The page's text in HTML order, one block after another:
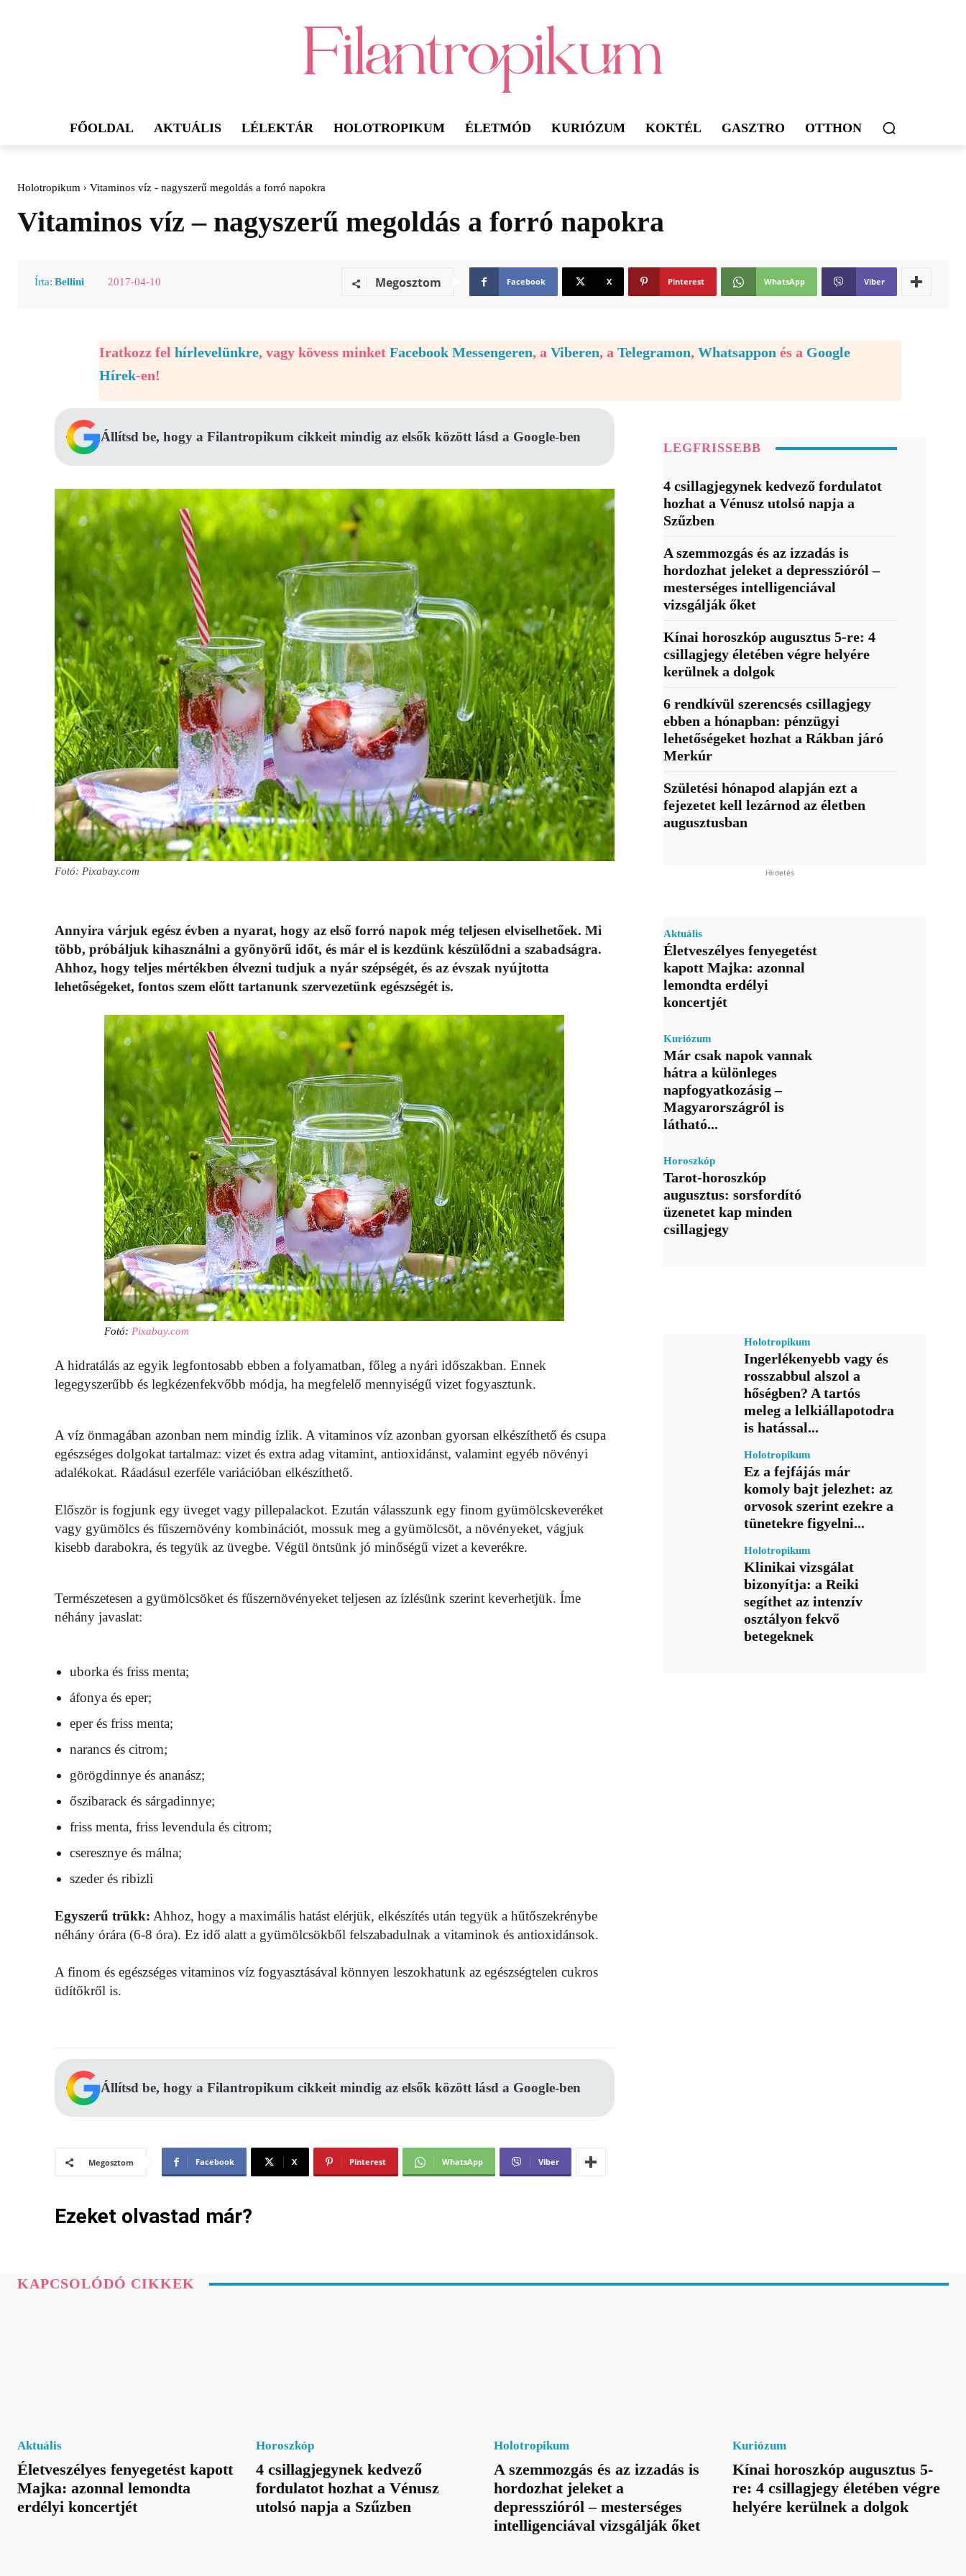
FŐOLDAL AKTUÁLIS LÉLEKTÁR HOLOTROPIKUM ÉLETMÓD KURIÓZUM KOKTÉL GASZTRO OTTHON
Holotropikum Vitaminos víz - nagyszerű megoldás a forró napokra
Vitaminos víz – nagyszerű megoldás a forró napokra
Írta: Bellini 2017-04-10 Megosztom Facebook X Pinterest WhatsApp Viber
Iratkozz fel hírlevelünkre, vagy kövess minket Facebook Messengeren, a Viberen, a Telegramon, Whatsappon és a Google
Hírek-en!
Állítsd be, hogy a Filantropikum cikkeit mindig az elsők között lásd a Google-ben
Fotó: Pixabay.com
Annyira várjuk egész évben a nyarat, hogy az első forró napok még teljesen elviselhetőek. Mi
több, próbáljuk kihasználni a gyönyörű időt, és már el is kezdünk készülődni a szabadságra.
Ahhoz, hogy teljes mértékben élvezni tudjuk a nyár szépségét, és az évszak nyújtotta
lehetőségeket, fontos szem előtt tartanunk szervezetünk egészségét is.
Fotó:Pixabay.com
A hidratálás az egyik legfontosabb ebben a folyamatban, főleg a nyári időszakban. Ennek
legegyszerűbb és legkézenfekvőbb módja, ha megfelelő mennyiségű vizet fogyasztunk.
A víz önmagában azonban nem mindig ízlik. A vitaminos víz azonban gyorsan elkészíthető és csupa
egészséges dolgokat tartalmaz: vizet és extra adag vitamint, antioxidánst, valamint egyéb növényi
adalékokat. Ráadásul ezerféle variációban elkészíthető.
Először is fogjunk egy üveget vagy pillepalackot. Ezután válasszunk egy finom gyümölcskeveréket
vagy gyümölcs és fűszernövény kombinációt, mossuk meg a gyümölcsöt, a növényeket, vágjuk
kisebb darabokra, és tegyük az üvegbe. Végül öntsünk jó minőségű vizet a keverékre.
Természetesen a gyümölcsöket és fűszernövényeket teljesen az ízlésünk szerint keverhetjük. Íme
néhány javaslat:
uborka és friss menta;
áfonya és eper;
eper és friss menta;
narancs és citrom;
görögdinnye és ananász;
őszibarack és sárgadinnye;
friss menta, friss levendula és citrom;
cseresznye és málna;
szeder és ribizli
Egyszerű trükk: Ahhoz, hogy a maximális hatást elérjük, elkészítés után tegyük a hűtőszekrénybe
néhány órára (6-8 óra). Ez idő alatt a gyümölcsökből felszabadulnak a vitaminok és antioxidánsok.
A finom és egészséges vitaminos víz fogyasztásával könnyen leszokhatunk az egészségtelen cukros
üdítőkről is.
Állítsd be, hogy a Filantropikum cikkeit mindig az elsők között lásd a Google-ben
Megosztom Facebook X Pinterest WhatsApp Viber
Ezeket olvastad már?
LEGFRISSEBB
4 csillagjegynek kedvező fordulatot
hozhat a Vénusz utolsó napja a
Szűzben
A szemmozgás és az izzadás is
hordozhat jeleket a depresszióról –
mesterséges intelligenciával
vizsgálják őket
Kínai horoszkóp augusztus 5-re: 4
csillagjegy életében végre helyére
kerülnek a dolgok
6 rendkívül szerencsés csillagjegy
ebben a hónapban: pénzügyi
lehetőségeket hozhat a Rákban járó
Merkúr
Születési hónapod alapján ezt a
fejezetet kell lezárnod az életben
augusztusban
Hirdetés
Aktuális
Életveszélyes fenyegetést
kapott Majka: azonnal
lemondta erdélyi
koncertjét
Kuriózum
Már csak napok vannak
hátra a különleges
napfogyatkozásig –
Magyarországról is
látható...
Horoszkóp
Tarot-horoszkóp
augusztus: sorsfordító
üzenetet kap minden
csillagjegy
Holotropikum
Ingerlékenyebb vagy és
rosszabbul alszol a
hőségben? A tartós
meleg a lelkiállapotodra
is hatással...
Holotropikum
Ez a fejfájás már
komoly bajt jelezhet: az
orvosok szerint ezekre a
tünetekre figyelni...
Holotropikum
Klinikai vizsgálat
bizonyítja: a Reiki
segíthet az intenzív
osztályon fekvő
betegeknek
KAPCSOLÓDÓ CIKKEK
Aktuális
Életveszélyes fenyegetést kapott
Majka: azonnal lemondta
erdélyi koncertjét
Horoszkóp
4 csillagjegynek kedvező
fordulatot hozhat a Vénusz
utolsó napja a Szűzben
Holotropikum
A szemmozgás és az izzadás is
hordozhat jeleket a
depresszióról – mesterséges
intelligenciával vizsgálják őket
Kuriózum
Kínai horoszkóp augusztus 5-
re: 4 csillagjegy életében végre
helyére kerülnek a dolgok